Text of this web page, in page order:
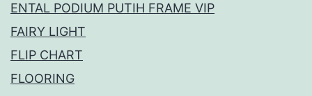
ENTAL PODIUM PUTIH FRAME VIP
FAIRY LIGHT
FLIP CHART
FLOORING